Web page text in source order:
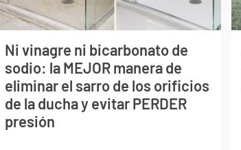
Ni vinagre ni bicarbonato de
sodio: la MEJOR manera de
eliminar el sarro de los orificios
de la ducha y evitar PERDER
presión